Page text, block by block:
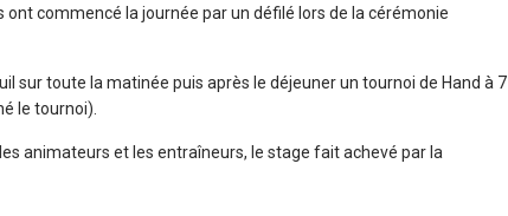
commencé la journée par un défilé lors de la cérémonie
sur toute la matinée puis après le déjeuner un tournoi de Hand à 7
le tournoi).
animateurs et les entraîneurs, le stage fait achevé par la